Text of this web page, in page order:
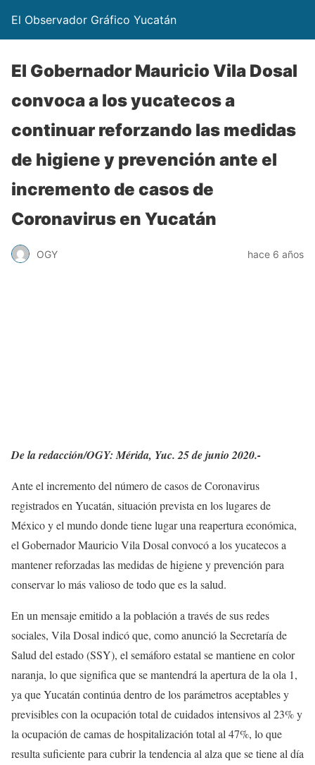
El Observador Gráfico Yucatán
El Gobernador Mauricio Vila Dosal
convoca a los yucatecos a
continuar reforzando las medidas
de higiene y prevención ante el
incremento de casos de
Coronavirus en Yucatán
OGY hace 6 años
De la redacción/OGY: Mérida, Yuc. 25 de junio 2020.-
Ante el incremento del número de casos de Coronavirus
registrados en Yucatán, situación prevista en los lugares de
México y el mundo donde tiene lugar una reapertura económica,
el Gobernador Mauricio Vila Dosal convocó a los yucatecos a
mantener reforzadas las medidas de higiene y prevención para
conservar lo más valioso de todo que es la salud.
En un mensaje emitido a la población a través de sus redes
sociales, Vila Dosal indicó que, como anunció la Secretaría de
Salud del estado (SSY), el semáforo estatal se mantiene en color
naranja, lo que significa que se mantendrá la apertura de la ola 1,
ya que Yucatán continúa dentro de los parámetros aceptables y
previsibles con la ocupación total de cuidados intensivos al 23% y
la ocupación de camas de hospitalización total al 47%, lo que
resulta suficiente para cubrir la tendencia al alza que se tiene al día